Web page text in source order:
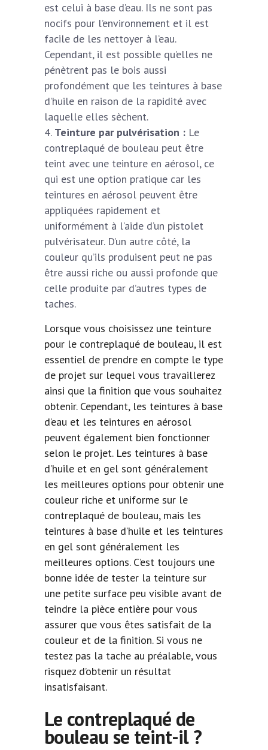
est celui à base d’eau. Ils ne sont pas
nocifs pour l’environnement et il est
facile de les nettoyer à l’eau.
Cependant, il est possible qu’elles ne
pénètrent pas le bois aussi
profondément que les teintures à base
d’huile en raison de la rapidité avec
laquelle elles sèchent.
Teinture par pulvérisation : Le
contreplaqué de bouleau peut être
teint avec une teinture en aérosol, ce
qui est une option pratique car les
teintures en aérosol peuvent être
appliquées rapidement et
uniformément à l’aide d’un pistolet
pulvérisateur. D’un autre côté, la
couleur qu’ils produisent peut ne pas
être aussi riche ou aussi profonde que
celle produite par d’autres types de
taches.
Lorsque vous choisissez une teinture
pour le contreplaqué de bouleau, il est
essentiel de prendre en compte le type
de projet sur lequel vous travaillerez
ainsi que la finition que vous souhaitez
obtenir. Cependant, les teintures à base
d’eau et les teintures en aérosol
peuvent également bien fonctionner
selon le projet. Les teintures à base
d’huile et en gel sont généralement
les meilleures options pour obtenir une
couleur riche et uniforme sur le
contreplaqué de bouleau, mais les
teintures à base d’huile et les teintures
en gel sont généralement les
meilleures options. C’est toujours une
bonne idée de tester la teinture sur
une petite surface peu visible avant de
teindre la pièce entière pour vous
assurer que vous êtes satisfait de la
couleur et de la finition. Si vous ne
testez pas la tache au préalable, vous
risquez d’obtenir un résultat
insatisfaisant.
Le contreplaqué de
bouleau se teint-il ?